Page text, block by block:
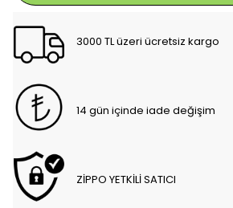
3000 TL üzeri ücretsiz kargo
14 gün içinde iade değişim
ZİPPO YETKİLİ SATICI